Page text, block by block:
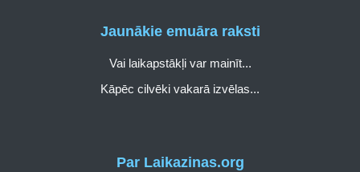
Par Laikazinas.org
Jaunākie emuāra raksti
Vai laikapstākļi var mainīt...
Kāpēc cilvēki vakarā izvēlas...